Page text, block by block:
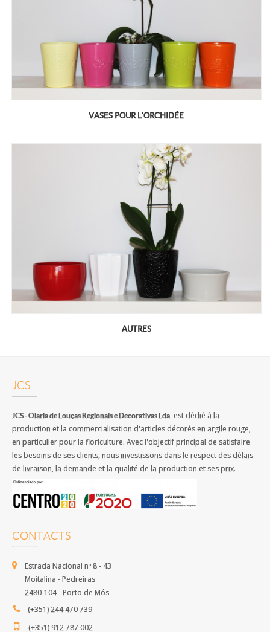
VASES POUR L'ORCHIDÉE
AUTRES
JCS
JCS - Olaria de Louças Regionais e Decorativas Lda. est dédié à la
production et la commercialisation d'articles décorés en argile rouge,
en particulier pour la floriculture. Avec l'objectif principal de satisfaire
les besoins de ses clients, nous investissons dans le respect des délais
de livraison, la demande et la qualité de la production et ses prix.
CONTACTS
Estrada Nacional nº 8 - 43
Moitalina - Pedreiras
2480-104 - Porto de Mós
(+351) 244 470 739
(+351) 912 787 002